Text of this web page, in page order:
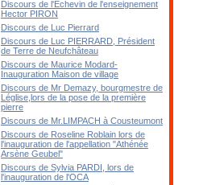
Discours de l'Echevin de l'enseignement
Hector PIRON
Discours de Luc Pierrard
Discours de Luc PIERRARD, Président
de Terre de Neufchâteau
Discours de Maurice Modard-
Inauguration Maison de village
Discours de Mr Demazy, bourgmestre de
Léglise,lors de la pose de la première
pierre
Discours de Mr.LIMPACH à Cousteumont
Discours de Roseline Roblain lors de
l'inauguration de l'appellation "Athénée
Arsène Geubel"
Discours de Sylvia PARDI, lors de
l'inauguration de l'OCA